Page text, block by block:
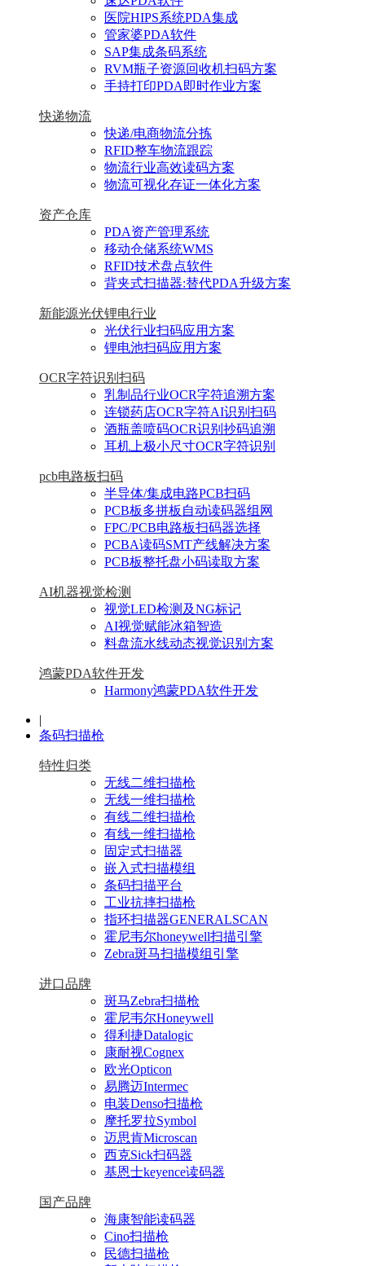
医院HIPS系统PDA集成
管家婆PDA软件
SAP集成条码系统
RVM瓶子资源回收机扫码方案
手持打印PDA即时作业方案
快递物流
快递/电商物流分拣
RFID整车物流跟踪
物流行业高效读码方案
物流可视化存证一体化方案
资产仓库
PDA资产管理系统
移动仓储系统WMS
RFID技术盘点软件
背夹式扫描器:替代PDA升级方案
新能源光伏锂电行业
光伏行业扫码应用方案
锂电池扫码应用方案
OCR字符识别扫码
乳制品行业OCR字符追溯方案
连锁药店OCR字符AI识别扫码
酒瓶盖喷码OCR识别抄码追溯
耳机上极小尺寸OCR字符识别
pcb电路板扫码
半导体/集成电路PCB扫码
PCB板多拼板自动读码器组网
FPC/PCB电路板扫码器选择
PCBA读码SMT产线解决方案
PCB板整托盘小码读取方案
AI机器视觉检测
视觉LED检测及NG标记
AI视觉赋能冰箱智造
料盘流水线动态视觉识别方案
鸿蒙PDA软件开发
Harmony鸿蒙PDA软件开发
|
条码扫描枪
特性归类
无线二维扫描枪
无线一维扫描枪
有线二维扫描枪
有线一维扫描枪
固定式扫描器
嵌入式扫描模组
条码扫描平台
工业抗摔扫描枪
指环扫描器GENERALSCAN
霍尼韦尔honeywell扫描引擎
Zebra斑马扫描模组引擎
进口品牌
斑马Zebra扫描枪
霍尼韦尔Honeywell
得利捷Datalogic
康耐视Cognex
欧光Opticon
易腾迈Intermec
电装Denso扫描枪
摩托罗拉Symbol
迈思肯Microscan
西克Sick扫码器
基恩士keyence读码器
国产品牌
海康智能读码器
Cino扫描枪
民德扫描枪